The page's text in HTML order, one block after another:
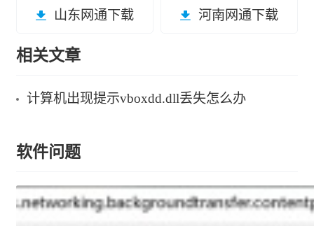
山东网通下载 河南网通下载
相关文章
计算机出现提示vboxdd.dll丢失怎么办
软件问题